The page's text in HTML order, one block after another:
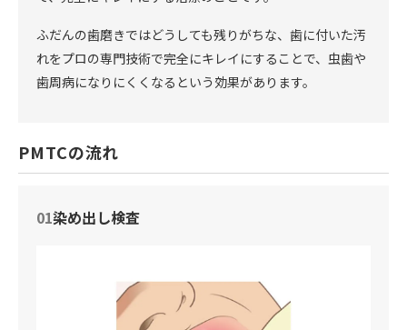
ふだんの歯磨きではどうしても残りがちな、歯に付いた汚
れをプロの専門技術で完全にキレイにすることで、虫歯や
歯周病になりにくくなるという効果があります。
PMTCの流れ
01染め出し検査